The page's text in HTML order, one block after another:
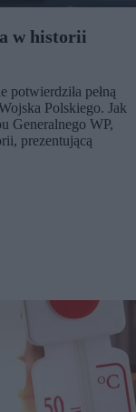
w historii
potwierdziła pełną
Polskiego. Jak
Generalnego WP,
prezentującą